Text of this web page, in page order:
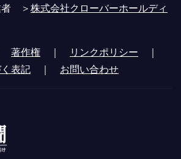
者 ＞株式会社クローバーホールディ
著作権 ｜ リンクポリシー ｜
表記 ｜ お問い合わせ